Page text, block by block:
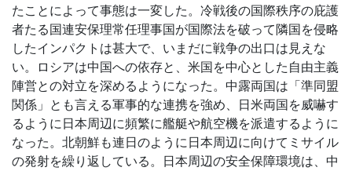
たことによって事態は一変した。冷戦後の国際秩序の庇護
者たる国連安保理常任理事国が国際法を破って隣国を侵略
したインパクトは甚大で、いまだに戦争の出口は見えな
い。ロシアは中国への依存と、米国を中心とした自由主義
陣営との対立を深めるようになった。中露両国は「準同盟
関係」とも言える軍事的な連携を強め、日米両国を威嚇す
るように日本周辺に頻繁に艦艇や航空機を派遣するように
なった。北朝鮮も連日のように日本周辺に向けてミサイル
の発射を繰り返している。日本周辺の安全保障環境は、中